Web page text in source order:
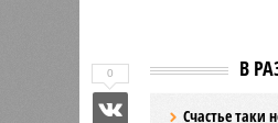
В
Счастье таки
0